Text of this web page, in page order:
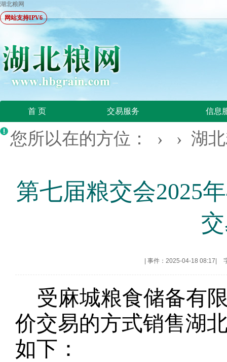
湖北粮网
网站支持IPV6
首 页 交易服务 信息
您所以在的方位： › › 湖
第七届粮交会2025
事件：2025-04-18 08:17
受麻城粮食储备有
价交易的方式销售湖
如下：